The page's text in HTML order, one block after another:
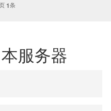
1条
服务器